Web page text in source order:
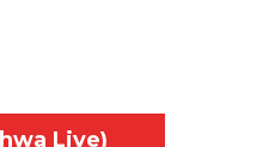
Live)